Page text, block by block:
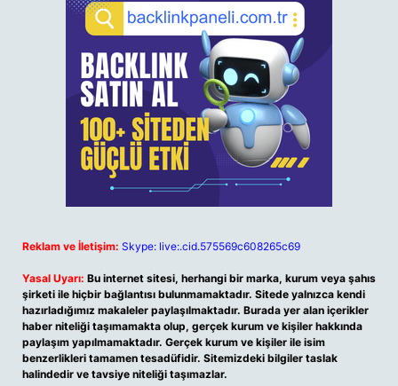
Reklam ve İletişim: Skype: live:.cid.575569c608265c69
Yasal Uyarı: Bu internet sitesi, herhangi bir marka, kurum veya şahıs
şirketi ile hiçbir bağlantısı bulunmamaktadır. Sitede yalnızca kendi
hazırladığımız makaleler paylaşılmaktadır. Burada yer alan içerikler
haber niteliği taşımamakta olup, gerçek kurum ve kişiler hakkında
paylaşım yapılmamaktadır. Gerçek kurum ve kişiler ile isim
benzerlikleri tamamen tesadüfidir. Sitemizdeki bilgiler taslak
halindedir ve tavsiye niteliği taşımazlar.